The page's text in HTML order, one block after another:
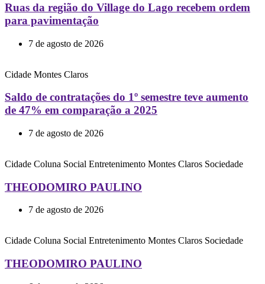
Ruas da região do Village do Lago recebem ordem
para pavimentação
7 de agosto de 2026
Cidade Montes Claros
Saldo de contratações do 1º semestre teve aumento
de 47% em comparação a 2025
7 de agosto de 2026
Cidade Coluna Social Entretenimento Montes Claros Sociedade
THEODOMIRO PAULINO
7 de agosto de 2026
Cidade Coluna Social Entretenimento Montes Claros Sociedade
THEODOMIRO PAULINO